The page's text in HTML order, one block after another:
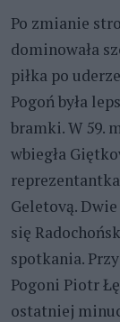
Po zmianie
dominowała
piłka po
Pogoń była
bramki. W 59.
wbiegła
Geletovą.
się
spotkania.
Pogoni Piotr
ostatniej